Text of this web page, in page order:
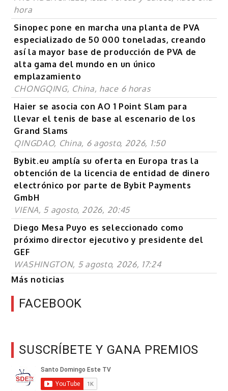
hora
Sinopec pone en marcha una planta de PVA
especializado de 50 000 toneladas, creando
así la mayor base de producción de PVA de
alta gama del mundo en un único
emplazamiento
CHONGQING, China, hace 6 horas
Haier se asocia con AO 1 Point Slam para
llevar el tenis de base al escenario de los
Grand Slams
QINGDAO, China, 6 agosto, 2026, 1:50
Bybit.eu amplía su oferta en Europa tras la
obtención de la licencia de entidad de dinero
electrónico por parte de Bybit Payments
GmbH
VIENA, 5 agosto, 2026, 20:45
Diego Mesa Puyo es seleccionado como
próximo director ejecutivo y presidente del
GEF
WASHINGTON, 5 agosto, 2026, 17:24
Más noticias
FACEBOOK
SUSCRÍBETE Y GANA PREMIOS